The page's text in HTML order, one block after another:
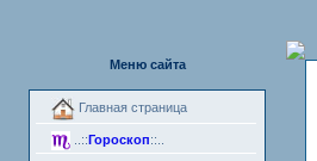
Меню сайта
Главная страница
..:: Гороскоп::..